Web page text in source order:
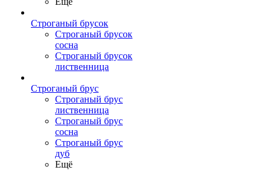
Строганый брусок
Строганый брусок
сосна
Строганый брусок
лиственница
Строганый брус
Строганый брус
лиственница
Строганый брус
сосна
Строганый брус
дуб
Ещё